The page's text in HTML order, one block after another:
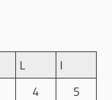
L
I
4
5